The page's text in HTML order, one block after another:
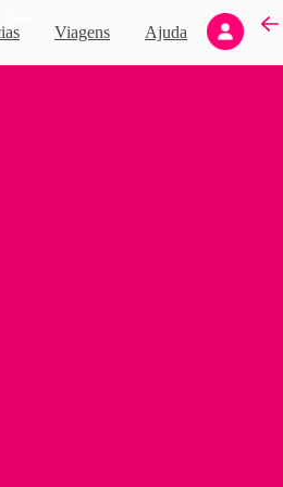
Viagens Ajuda